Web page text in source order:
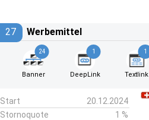
27 Werbemittel
24
Banner
1
DeepLink
1
Textlink
Start
20.12.2024
Stornoquote
1 %